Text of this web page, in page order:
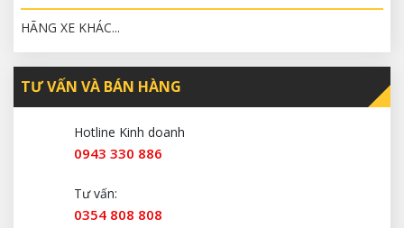
HÃNG XE KHÁC...
TƯ VẤN VÀ BÁN HÀNG
Hotline Kinh doanh
0943 330 886
Tư vấn:
0354 808 808